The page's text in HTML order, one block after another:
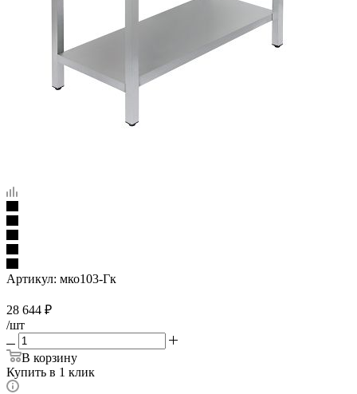
Артикул: мко103-Гк
28 644 ₽
/шт
В корзину
Купить в 1 клик